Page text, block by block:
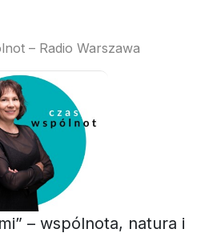
– Radio Warszawa
– wspólnota, natura i